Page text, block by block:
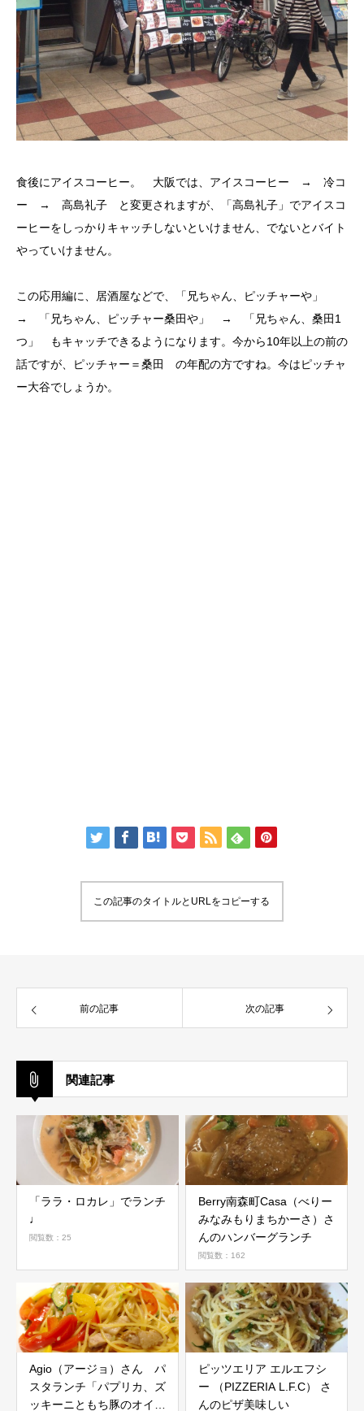
食後にアイスコーヒー。 大阪では、アイスコーヒー → 冷コ
ー → 高島礼子 と変更されますが、「高島礼子」でアイスコ
ーヒーをしっかりキャッチしないといけません、でないとバイト
やっていけません。
この応用編に、居酒屋などで、「兄ちゃん、ピッチャーや」
→ 「兄ちゃん、ピッチャー桑田や」 → 「兄ちゃん、桑田1
つ」 もキャッチできるようになります。今から10年以上の前の
話ですが、ピッチャー＝桑田 の年配の方ですね。今はピッチャ
ー大谷でしょうか。
この記事のタイトルとURLをコピーする
前の記事 次の記事
関連記事
「ララ・ロカレ」でランチ
♩
閲覧数：25
Berry南森町Casa（べりー
みなみもりまちかーさ）さ
んのハンバーグランチ
閲覧数：162
Agio（アージョ）さん パ
スタランチ「パプリカ、ズ
ッキーニともち豚のオイル
ピッツエリア エルエフシ
ー （PIZZERIA L.F.C） さ
んのピザ美味しい